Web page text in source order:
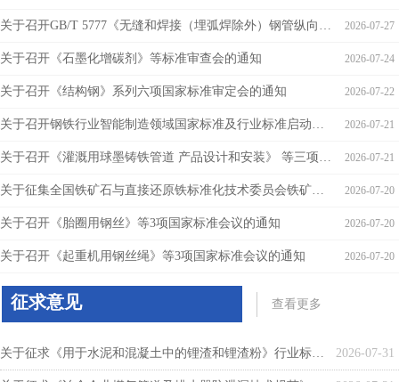
2026-07-27
关于召开GB/T 5777《无缝和焊接（埋弧焊除外）钢管纵向和或横向缺欠的全圆周自动超声检测》国家标准和《钢轨残余应力电磁超声检测方法》行业标准审定会的通知
2026-07-24
关于召开《石墨化增碳剂》等标准审查会的通知
2026-07-22
关于召开《结构钢》系列六项国家标准审定会的通知
2026-07-21
关于召开钢铁行业智能制造领域国家标准及行业标准启动会的通知
2026-07-21
关于召开《灌溉用球墨铸铁管道 产品设计和安装》 等三项国家标准审定会的通知
2026-07-20
关于征集全国铁矿石与直接还原铁标准化技术委员会铁矿石储运混配标准工作组委员的通知
2026-07-20
关于召开《胎圈用钢丝》等3项国家标准会议的通知
2026-07-20
关于召开《起重机用钢丝绳》等3项国家标准会议的通知
征求意见
2026-07-31
关于征求《用于水泥和混凝土中的锂渣和锂渣粉》行业标准意见的通知
查看更多